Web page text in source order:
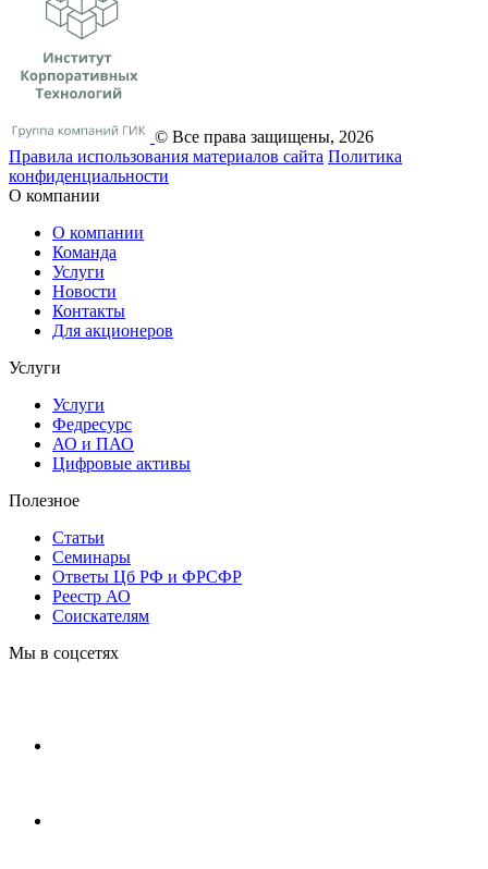
© Все права защищены, 2026
Правила использования материалов сайта Политика
конфиденциальности
О компании
О компании
Команда
Услуги
Новости
Контакты
Для акционеров
Услуги
Услуги
Федресурс
АО и ПАО
Цифровые активы
Полезное
Статьи
Cеминары
Ответы Цб РФ и ФРСФР
Реестр АО
Соискателям
Мы в соцсетях